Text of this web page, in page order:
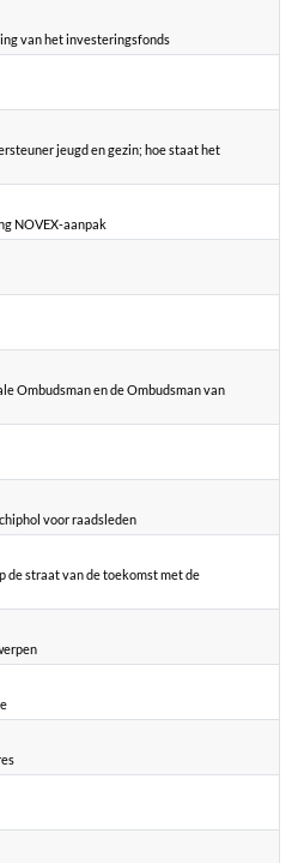
van het investeringsfonds
jeugd en gezin; hoe staat het
NOVEX-aanpak
Ombudsman en de Ombudsman van
voor raadsleden
de straat van de toekomst met de